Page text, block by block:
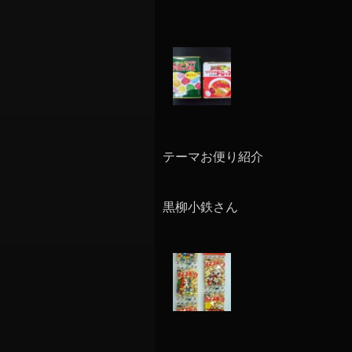
テーマお便り紹介
黒柳小鉄さん